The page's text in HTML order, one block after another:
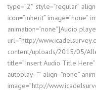
type=”2″ style=”regular”
icon=”inherit” image=”none”
animation=”none”]Audio
url=”http://
content/uploads/2015/05/
title=”Insert Audio Title Here”
autoplay=”” align=”none”
image=”http://